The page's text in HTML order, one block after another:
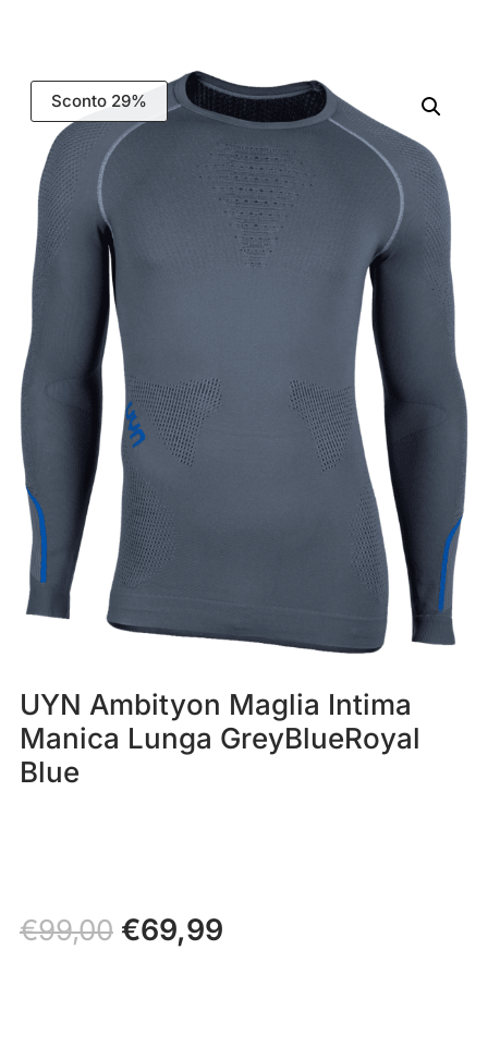
Sconto 29%
UYN Ambityon Maglia Intima
Manica Lunga GreyBlueRoyal
Blue
€99,00 Il
prezzo
€69,99Il